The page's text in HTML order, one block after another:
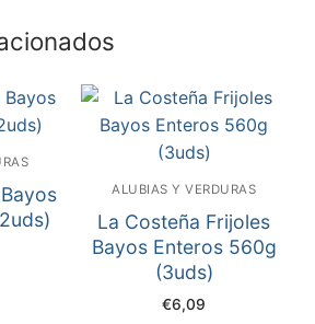
ALUBIAS Y VERDURAS
La Costeña Frijoles
Bayos Enteros 560g
(3uds)
€6,09